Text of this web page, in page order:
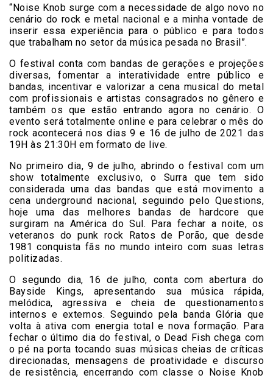
“Noise Knob surge com a necessidade de algo novo no
cenário do rock e metal nacional e a minha vontade de
inserir essa experiência para o público e para todos
que trabalham no setor da música pesada no Brasil”.
O festival conta com bandas de gerações e projeções
diversas, fomentar a interatividade entre público e
bandas, incentivar e valorizar a cena musical do metal
com profissionais e artistas consagrados no gênero e
também os que estão entrando agora no cenário. O
evento será totalmente online e para celebrar o mês do
rock acontecerá nos dias 9 e 16 de julho de 2021 das
19H às 21:30H em formato de live.
No primeiro dia, 9 de julho, abrindo o festival com um
show totalmente exclusivo, o Surra que tem sido
considerada uma das bandas que está movimento a
cena underground nacional, seguindo pelo Questions,
hoje uma das melhores bandas de hardcore que
surgiram na América do Sul. Para fechar a noite, os
veteranos do punk rock Ratos de Porão, que desde
1981 conquista fãs no mundo inteiro com suas letras
politizadas.
O segundo dia, 16 de julho, conta com abertura do
Bayside Kings, apresentando sua música rápida,
melódica, agressiva e cheia de questionamentos
internos e externos. Seguindo pela banda Glória que
volta à ativa com energia total e nova formação. Para
fechar o último dia do festival, o Dead Fish chega com
o pé na porta tocando suas músicas cheias de críticas
direcionadas, mensagens de proatividade e discurso
de resistência, encerrando com classe o Noise Knob